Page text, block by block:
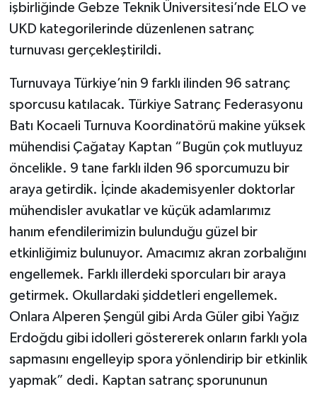
işbirliğinde Gebze Teknik Üniversitesi’nde ELO ve
UKD kategorilerinde düzenlenen satranç
turnuvası gerçekleştirildi.
Turnuvaya Türkiye’nin 9 farklı ilinden 96 satranç
sporcusu katılacak. Türkiye Satranç Federasyonu
Batı Kocaeli Turnuva Koordinatörü makine yüksek
mühendisi Çağatay Kaptan “Bugün çok mutluyuz
öncelikle. 9 tane farklı ilden 96 sporcumuzu bir
araya getirdik. İçinde akademisyenler doktorlar
mühendisler avukatlar ve küçük adamlarımız
hanım efendilerimizin bulunduğu güzel bir
etkinliğimiz bulunuyor. Amacımız akran zorbalığını
engellemek. Farklı illerdeki sporcuları bir araya
getirmek. Okullardaki şiddetleri engellemek.
Onlara Alperen Şengül gibi Arda Güler gibi Yağız
Erdoğdu gibi idolleri göstererek onların farklı yola
sapmasını engelleyip spora yönlendirip bir etkinlik
yapmak” dedi. Kaptan satranç sporununun